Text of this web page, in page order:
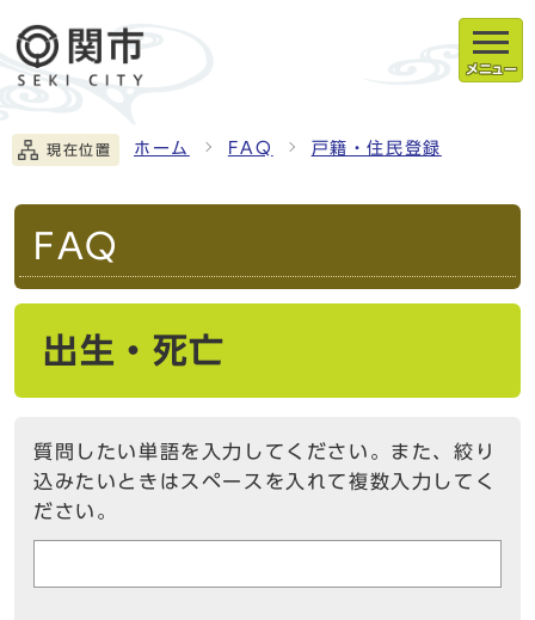
メニュー
現在位置 ホーム FAQ 戸籍・住民登録
FAQ
出生・死亡
質問したい単語を入力してください。また、絞り
込みたいときはスペースを入れて複数入力してく
ださい。